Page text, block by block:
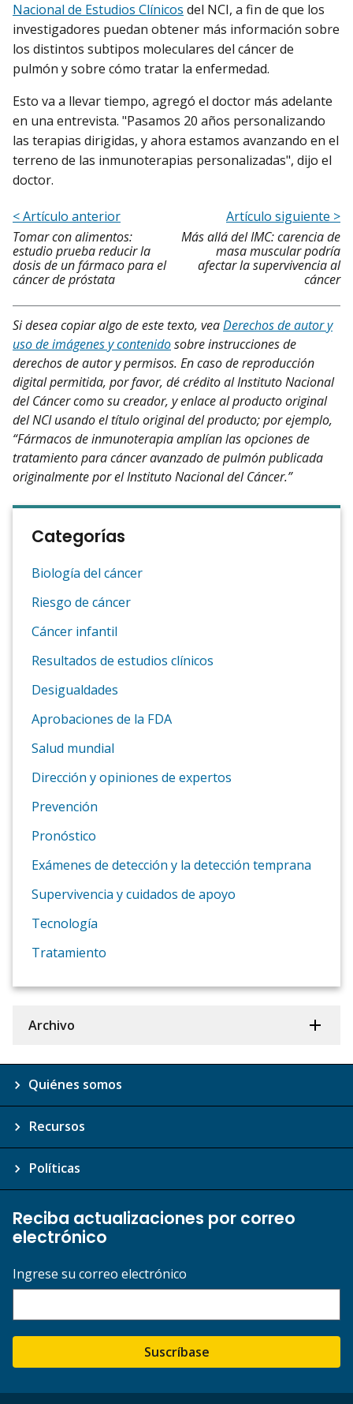
Nacional de Estudios Clínicos del NCI, a fin de que los
investigadores puedan obtener más información sobre
los distintos subtipos moleculares del cáncer de
pulmón y sobre cómo tratar la enfermedad.
Esto va a llevar tiempo, agregó el doctor más adelante
en una entrevista. "Pasamos 20 años personalizando
las terapias dirigidas, y ahora estamos avanzando en el
terreno de las inmunoterapias personalizadas", dijo el
doctor.
< Artículo anterior
Tomar con alimentos:
estudio prueba reducir la
dosis de un fármaco para el
cáncer de próstata
Artículo siguiente >
Más allá del IMC: carencia de
masa muscular podría
afectar la supervivencia al
cáncer
Si desea copiar algo de este texto, veaDerechos de autor y
uso de imágenes y contenidosobre instrucciones de
derechos de autor y permisos. En caso de reproducción
digital permitida, por favor, dé crédito al Instituto Nacional
del Cáncer como su creador, y enlace al producto original
del NCI usando el título original del producto; por ejemplo,
“Fármacos de inmunoterapia amplían las opciones de
tratamiento para cáncer avanzado de pulmón publicada
originalmente por el Instituto Nacional del Cáncer.”
Categorías
Biología del cáncer
Riesgo de cáncer
Cáncer infantil
Resultados de estudios clínicos
Desigualdades
Aprobaciones de la FDA
Salud mundial
Dirección y opiniones de expertos
Prevención
Pronóstico
Exámenes de detección y la detección temprana
Supervivencia y cuidados de apoyo
Tecnología
Tratamiento
Archivo
Quiénes somos
Recursos
Políticas
Reciba actualizaciones por correo
electrónico
Ingrese su correo electrónico
Suscríbase